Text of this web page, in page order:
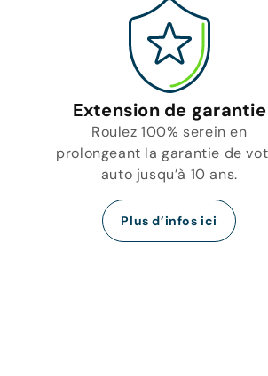
Extension de garantie
Roulez 100% serein en
prolongeant la garantie de
auto jusqu’à 10 ans.
Plus d’infos ici